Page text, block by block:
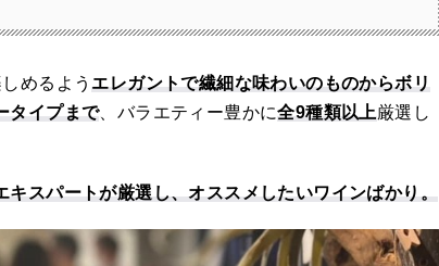
めるようエレガントで繊細な味わいのものからボリ
タイプまで、バラエティー豊かに全9種類以上厳選し
キスパートが厳選し、オススメしたいワインばかり。